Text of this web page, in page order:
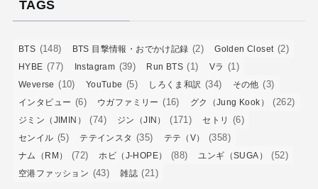
TAGS
BTS (148) BTS 目撃情報・おでかけ記録 (2) Golden Closet (2)
HYBE (77) Instagram (39) Run BTS (1) Vラ (1)
Weverse (10) YouTube (5) しろくま和訳 (34) その他 (3)
インタビュー (6) ウガファミリー (16) グク（Jung Kook） (262)
ジミン（JIMIN） (74) ジン（JIN） (171) セトリ (6)
センイル (5) テテインスタ (35) テテ（V） (358)
ナム（RM） (72) ホビ（J-HOPE） (88) ユンギ（SUGA） (52)
空港ファッション (43) 雑誌 (21)